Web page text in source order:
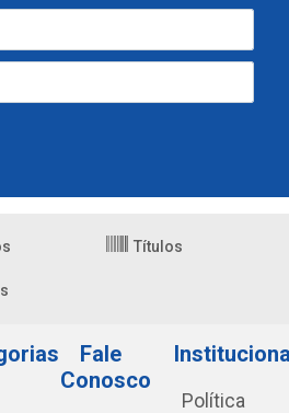
Títulos
Fale
Conosco
Política